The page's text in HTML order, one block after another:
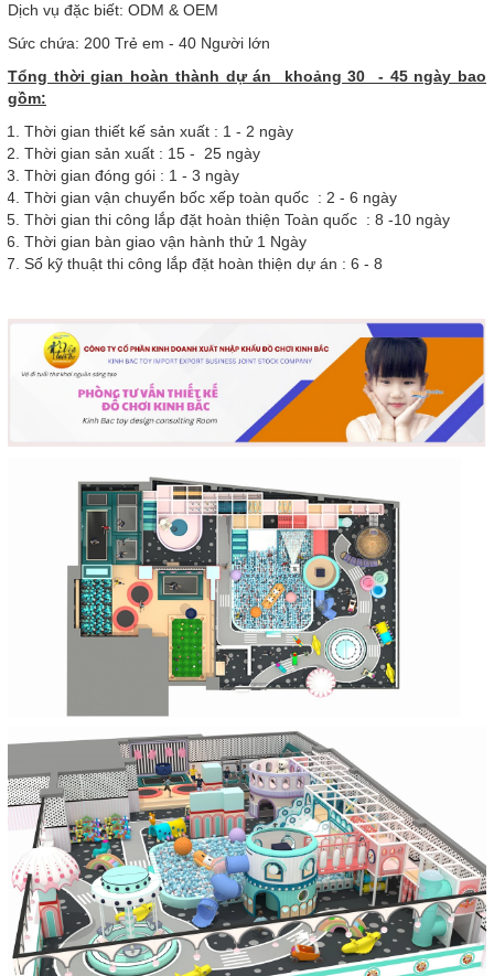
Dịch vụ đặc biết: ODM & OEM
Sức chứa: 200 Trẻ em - 40 Người lớn
Tổng thời gian hoàn thành dự án khoảng 30 - 45 ngày bao
gồm:
Thời gian thiết kế sản xuất : 1 - 2 ngày
Thời gian sản xuất : 15 - 25 ngày
Thời gian đóng gói : 1 - 3 ngày
Thời gian vận chuyển bốc xếp toàn quốc : 2 - 6 ngày
Thời gian thi công lắp đặt hoàn thiện Toàn quốc : 8 -10 ngày
Thời gian bàn giao vận hành thử 1 Ngày
Số kỹ thuật thi công lắp đặt hoàn thiện dự án : 6 - 8